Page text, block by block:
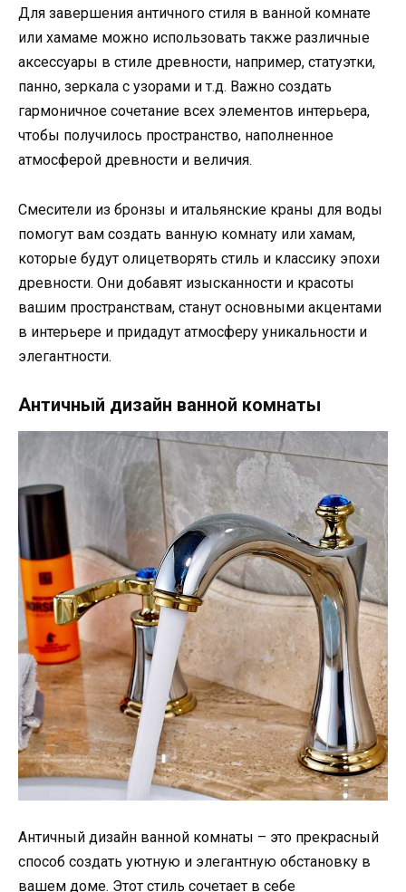
Для завершения античного стиля в ванной комнате
или хамаме можно использовать также различные
аксессуары в стиле древности, например, статуэтки,
панно, зеркала с узорами и т.д. Важно создать
гармоничное сочетание всех элементов интерьера,
чтобы получилось пространство, наполненное
атмосферой древности и величия.
Смесители из бронзы и итальянские краны для воды
помогут вам создать ванную комнату или хамам,
которые будут олицетворять стиль и классику эпохи
древности. Они добавят изысканности и красоты
вашим пространствам, станут основными акцентами
в интерьере и придадут атмосферу уникальности и
элегантности.
Античный дизайн ванной комнаты
Античный дизайн ванной комнаты – это прекрасный
способ создать уютную и элегантную обстановку в
вашем доме. Этот стиль сочетает в себе